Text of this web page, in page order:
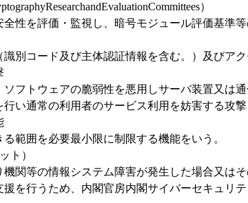
）
を評価・監視し、暗号モジュール評価基準等
コード及び主体認証情報を含む。）及びアク
トウェアの脆弱性を悪用しサーバ装置又は通
い通常の利用者のサービス利用を妨害する攻撃
囲を必要最小限に制限する機能をいう。
ト）
等の情報システム障害が発生した場合又はそ
を行うため、内閣官房内閣サイバーセキュリ